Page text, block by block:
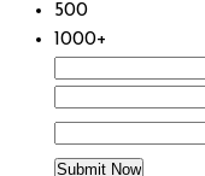
500
1000+